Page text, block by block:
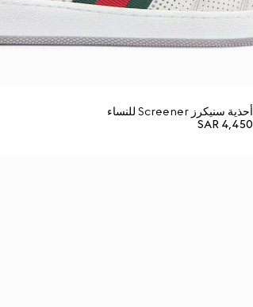
أحذية سنيكرز Screener للنساء
SAR 4,450